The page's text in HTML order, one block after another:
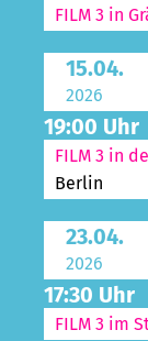
FILM 3 in
15.04.
2026
19:00 Uhr
FILM 3 in
Berlin
23.04.
2026
17:30 Uhr
FILM 3 im